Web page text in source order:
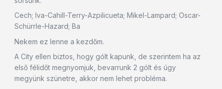
Cech; Iva-Cahill-Terry-Azpilicueta; Mikel-Lampard; Oscar-
Schürrle-Hazard; Ba
Nekem ez lenne a kezdőm.
A City ellen biztos, hogy gólt kapunk, de szerintem ha az
első félidőt megnyomjuk, bevarrunk 2 gólt és úgy
megyünk szünetre, akkor nem lehet probléma.